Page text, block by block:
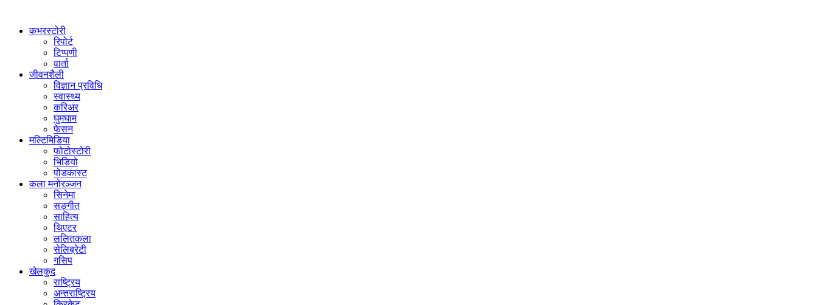
कभरस्टोरी
रिपोर्ट
टिप्पणी
वार्ता
जीवनशैली
विज्ञान प्रविधि
स्वास्थ्य
करिअर
घुमघाम
फेसन
मल्टिमिडिया
फोटोस्टोरी
भिडियो
पोडकास्ट
कला मनोरञ्जन
सिनेमा
सङ्गीत
साहित्य
थिएटर
ललितकला
सेलिब्रेटी
गसिप
खेलकुद
राष्ट्रिय
अन्तराष्ट्रिय